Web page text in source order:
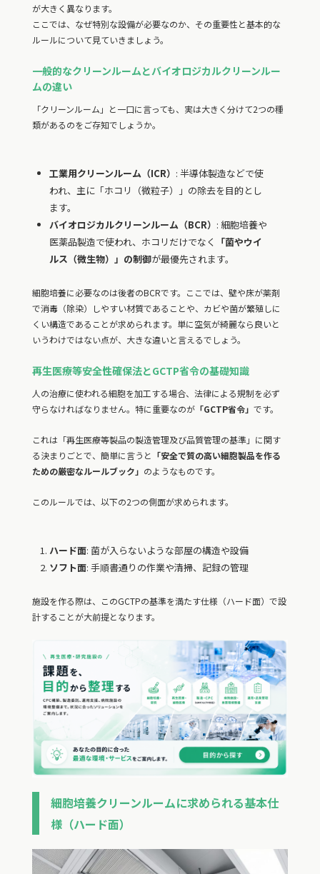
が大きく異なります。
ここでは、なぜ特別な設備が必要なのか、その重要性と基本的な
ルールについて見ていきましょう。
一般的なクリーンルームとバイオロジカルクリーンルー
ムの違い
「クリーンルーム」と一口に言っても、実は大きく分けて2つの種
類があるのをご存知でしょうか。
工業用クリーンルーム（ICR） : 半導体製造などで使
われ、主に「ホコリ（微粒子）」の除去を目的とし
ます。
バイオロジカルクリーンルーム（BCR） : 細胞培養や
医薬品製造で使われ、ホコリだけでなく
「菌やウイ
ルス（微生物）」の制御が最優先されます。
細胞培養に必要なのは後者のBCRです。ここでは、壁や床が薬剤
で消毒（除染）しやすい材質であることや、カビや菌が繁殖しに
くい構造であることが求められます。単に空気が綺麗なら良いと
いうわけではない点が、大きな違いと言えるでしょう。
再生医療等安全性確保法とGCTP省令の基礎知識
人の治療に使われる細胞を加工する場合、法律による規制を必ず
守らなければなりません。特に重要なのが 「GCTP省令」 です。
これは「再生医療等製品の製造管理及び品質管理の基準」に関す
る決まりごとで、簡単に言うと 「安全で質の高い細胞製品を作る
ための厳密なルールブック」 のようなものです。
このルールでは、以下の2つの側面が求められます。
ハード面: 菌が入らないような部屋の構造や設備
ソフト面: 手順書通りの作業や清掃、記録の管理
施設を作る際は、このGCTPの基準を満たす仕様（ハード面）で設
計することが大前提となります。
細胞培養クリーンルームに求められる基本仕
様（ハード面）